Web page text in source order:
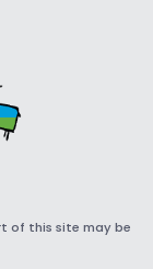
of this site may be